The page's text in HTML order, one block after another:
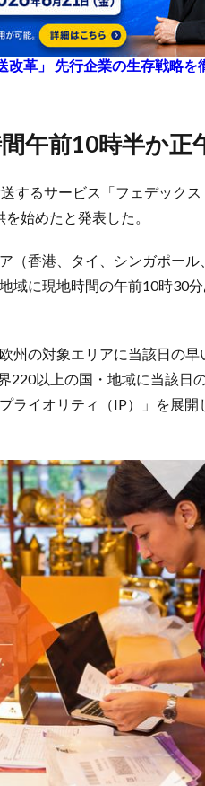
改革」 先行企業の生存戦略を
間午前10時半か正
するサービス「フェデック
始めたと発表した。
（香港、タイ、シンガポール
域に現地時間の午前10時30
州の対象エリアに当該日の早
220以上の国・地域に当該日
ライオリティ（IP）」を展開